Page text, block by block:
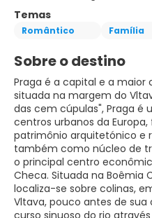
Temas
Romântico Família
Sobre o destino
Praga é a capital e a maior
situada na margem do
das cem cúpulas", Praga é
centros urbanos da
patrimônio arquitetónico e
também como núcleo de
o principal centro
Checa. Situada na Boêmia
localiza-se sobre colinas,
Vltava, pouco antes de sua
curso sinuoso do rio